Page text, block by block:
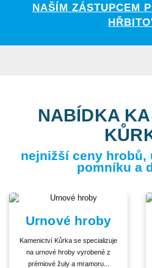
NAŠÍM ZÁSTUPCEM
NABÍDKA
nejnižší ceny hrobů,
pomníku a
Urnové hroby
Kamenictví Kůrka se specializuje
na urnové hroby vyrobené z
prémiové žuly a mramoru...